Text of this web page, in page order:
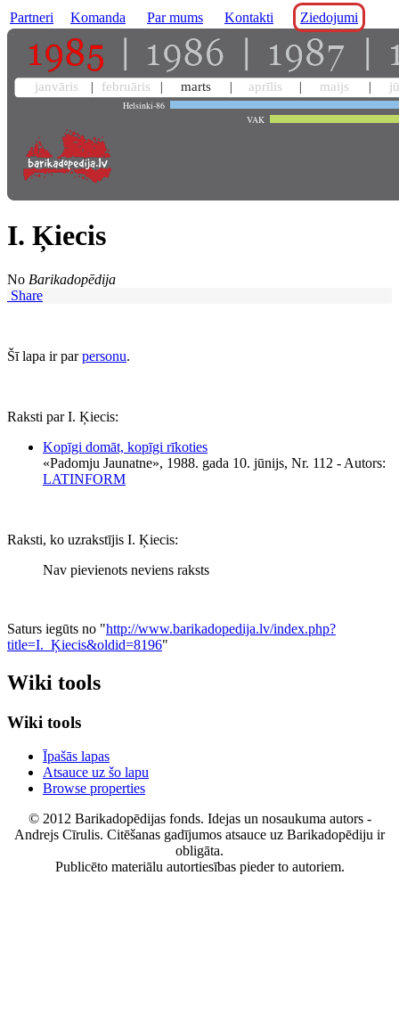
Partneri Komanda Par mums Kontakti Ziedojumi
janvāris februāris marts aprīlis maijs
Helsinki-86
VAK
I. Ķiecis
No Barikadopēdija
Share
Šī lapa ir parpersonu.
Raksti par I. Ķiecis:
Kopīgi domāt, kopīgi rīkoties
«Padomju Jaunatne», 1988. gada 10. jūnijs, Nr. 112 - Autors:
LATINFORM
Raksti, ko uzrakstījis I. Ķiecis:
Nav pievienots neviens raksts
Saturs iegūts no "http://www.barikadopedija.lv/index.php?
title=I._Ķiecis&oldid=8196"
Wiki tools
Wiki tools
Īpašās lapas
Atsauce uz šo lapu
Browse properties
© 2012 Barikadopēdijas fonds. Idejas un nosaukuma autors -
Andrejs Cīrulis. Citēšanas gadījumos atsauce uz Barikadopēdiju ir
obligāta.
Publicēto materiālu autortiesības pieder to autoriem.